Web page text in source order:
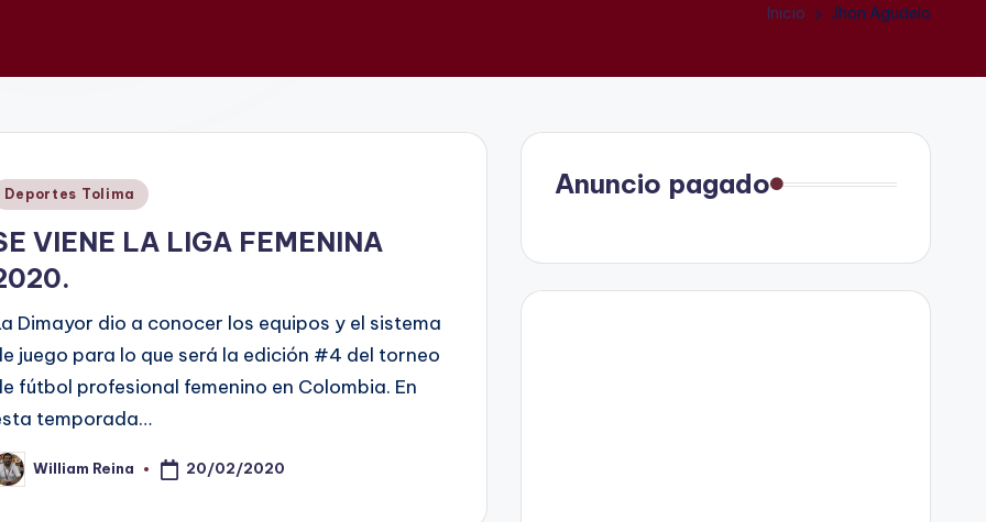
Inicio Jhon Agudelo
Deportes Tolima
VIENE LA LIGA FEMENINA
Dimayor dio a conocer los equipos y el sistema
juego para lo que será la edición #4 del torneo
fútbol profesional femenino en Colombia. En
temporada…
William Reina 20/02/2020
Anuncio pagado